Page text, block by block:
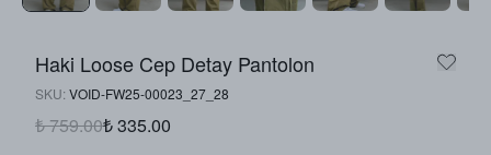
Haki Loose Cep Detay Pantolon
SKU: VOID-FW25-00023_27_28
₺ 759.00₺ 335.00